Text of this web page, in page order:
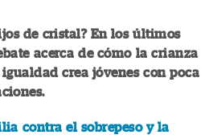
de cristal? En los últimos
acerca de cómo la crianza
crea jóvenes con poca
contra el sobrepeso y la